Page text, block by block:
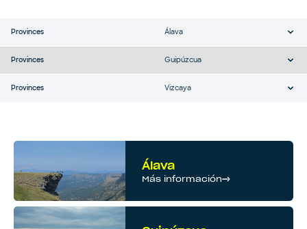
Provinces Álava
Provinces Guipúzcua
Provinces Vizcaya
Álava
Más información